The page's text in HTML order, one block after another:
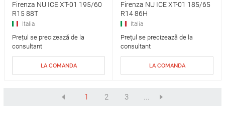
Firenza NU ICE XT-01 195/60
R15 88T
Italia
Prețul se precizează de la
consultant
LA COMANDA
Firenza NU ICE XT-01 185/65
R14 86H
Italia
Prețul se precizează de la
consultant
LA COMANDA
1 2 3 ...